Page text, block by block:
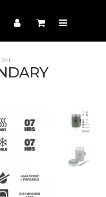
0.4L